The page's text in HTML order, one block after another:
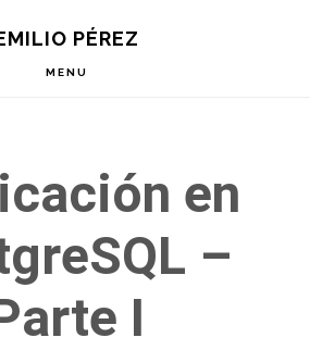
PÉREZ
MENU
en
–
I